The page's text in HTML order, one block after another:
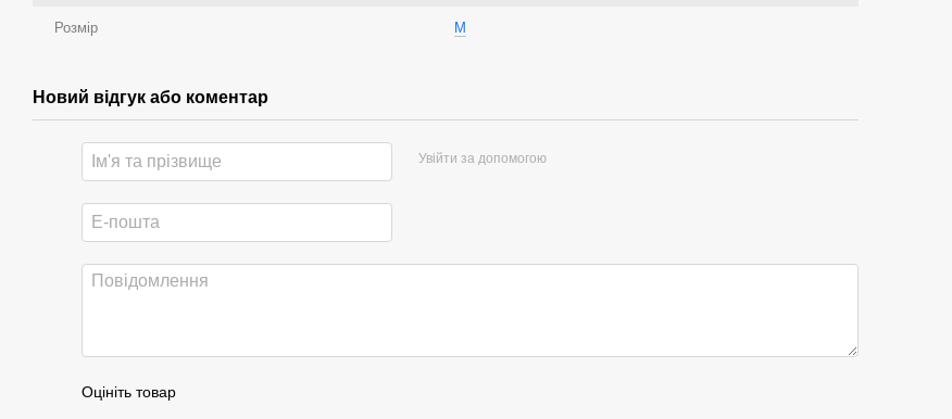
Розмір M
Новий відгук або коментар
Увійти за допомогою
Оцініть товар